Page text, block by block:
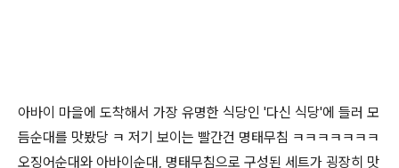
아바이 마을에 도착해서 가장 유명한 식당인 '다신 식당'에 들러 모
듬순대를 맛봤당 ㅋ 저기 보이는 빨간건 명태무침 ㅋㅋㅋㅋㅋㅋㅋ
오징어순대와 아바이순대, 명태무침으로 구성된 세트가 굉장히 맛